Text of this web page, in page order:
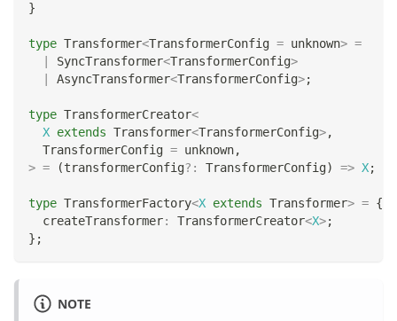
}
type Transformer<TransformerConfig = unknown> =
SyncTransformer<TransformerConfig>
AsyncTransformer<TransformerConfig>;
type TransformerCreator<
X extends Transformer<TransformerConfig>,
  TransformerConfig
= unknown,
> = (transformerConfig? : TransformerConfig) => X;
type TransformerFactory<X extends Transformer> = {
  createTransformer
: TransformerCreator<X>;
} ;
NOTE